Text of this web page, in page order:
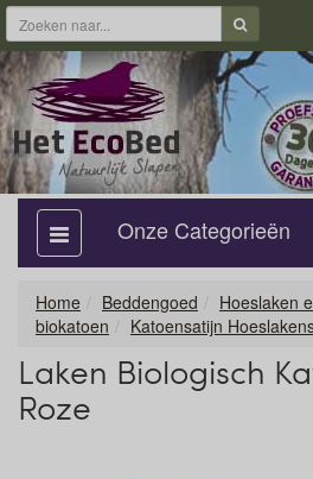
categorie
aan,
Onze Categorieën
Home Beddengoed
Hoeslaken
biokatoen
Katoensatijn
Laken Biologisch
Roze